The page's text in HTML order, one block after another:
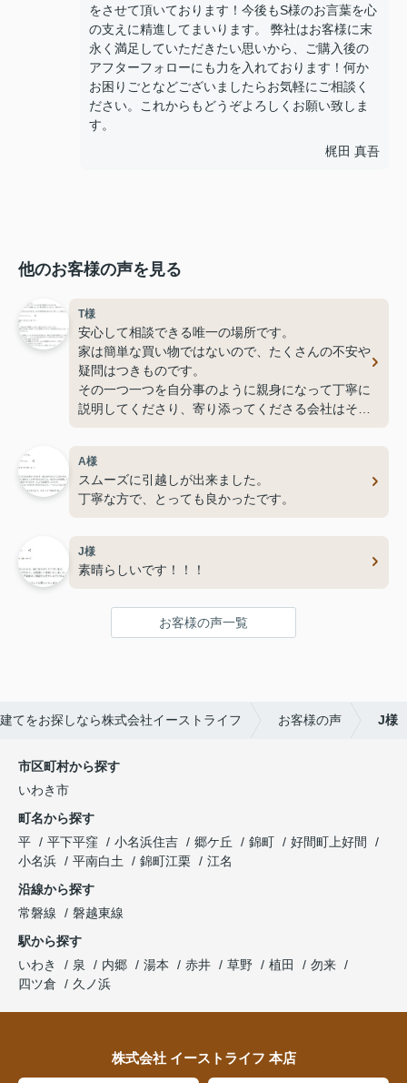
をさせて頂いております！今後もS様のお言葉を心
の支えに精進してまいります。 弊社はお客様に末
永く満足していただきたい思いから、ご購入後の
アフターフォローにも力を入れております！何か
お困りごとなどございましたらお気軽にご相談く
ださい。これからもどうぞよろしくお願い致しま
す。
梶田 真吾
他のお客様の声を見る
T様
安心して相談できる唯一の場所です。
家は簡単な買い物ではないので、たくさんの不安や
疑問はつきものです。
その一つ一つを自分事のように親身になって丁寧に
説明してくださり、寄り添ってくださる会社はそう
目線で速やかに行動している姿には脱帽です。
A様
スムーズに引越しが出来ました。
丁寧な方で、とっても良かったです。
J様
素晴らしいです！！！
お客様の声一覧
てをお探しなら株式会社イーストライフ お客様の声 J様
市区町村から探す
いわき市
町名から探す
平
平下平窪 小名浜住吉 郷ケ丘 錦町
好間町上好間
小名浜
平南白土 錦町江栗
江名
沿線から探す
常磐線
磐越東線
駅から探す
いわき
泉 内郷 湯本 赤井 草野 植田
勿来
四ツ倉
久ノ浜
株式会社 イーストライフ 本店